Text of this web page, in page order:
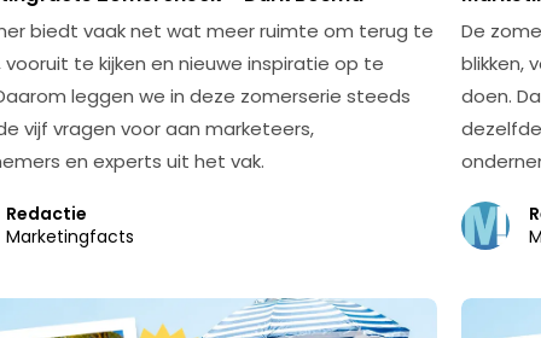
biedt vaak net wat meer ruimte om terug te
vooruit te kijken en nieuwe inspiratie op te
leggen we in deze zomerserie steeds
vijf vragen voor aan marketeers,
en experts uit het vak.
Redactie
Marketingfacts
De
blikken,
doen.